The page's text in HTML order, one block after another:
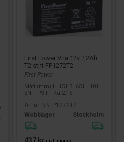
minska livslängden för vissa
24V/48V och hur banken byggs
laddas rätt av
man ofta ett batteri för stuga,
använd) eller annan plats
din energibank, så kraven
högre än i en ren UPS.
First Power Vrla 12v 7,2Ah
T2 stift FP1272T2
First Power
Mått (mm) L=151 B=65 H=101 |
EN: | PS:F | Kg:2,15
Art nr. BBFP1272T2
Webblager
Stockholm
437 kr inkl. moms